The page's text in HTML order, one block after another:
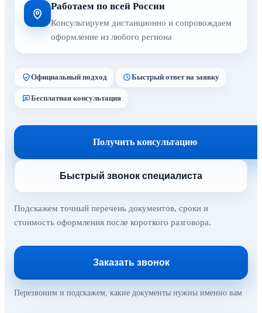
Работаем по всей России
Консультируем дистанционно и сопровождаем
оформление из любого региона
Официальный подход Быстрый ответ на заявку
Бесплатная консультация
Получить консультацию
Быстрый звонок специалиста
Подскажем точный перечень документов, сроки и
стоимость оформления после короткого разговора.
Заказать звонок
Перезвоним и подскажем, какие документы нужны именно вам